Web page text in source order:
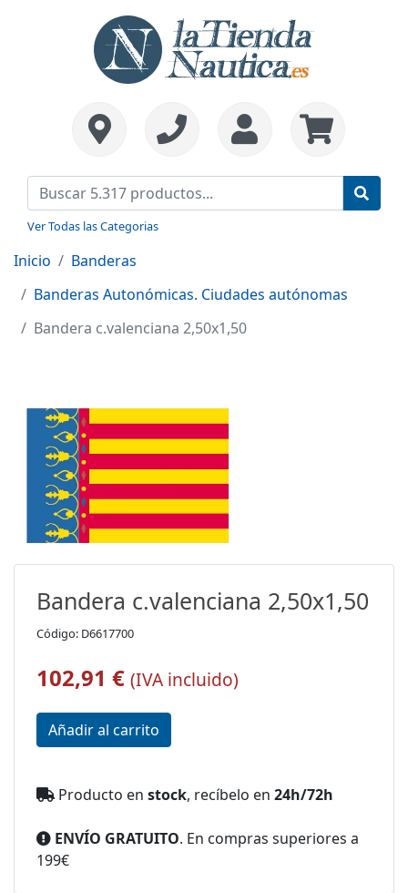
Ver Todas las Categorias
Inicio
Banderas
Banderas Autonómicas. Ciudades autónomas
Bandera c.valenciana 2,50x1,50
Bandera c.valenciana 2,50x1,50
Código: D6617700
102,91 € (IVA incluido)
Producto en stock, recíbelo en 24h/72h
ENVÍO GRATUITO. En compras superiores a
199€